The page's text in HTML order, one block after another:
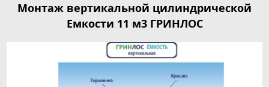
Монтаж вертикальной цилиндрической
Емкости 11 м3 ГРИНЛОС